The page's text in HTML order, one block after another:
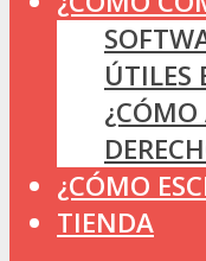
ÚTILES
¿CÓMO
TIENDA